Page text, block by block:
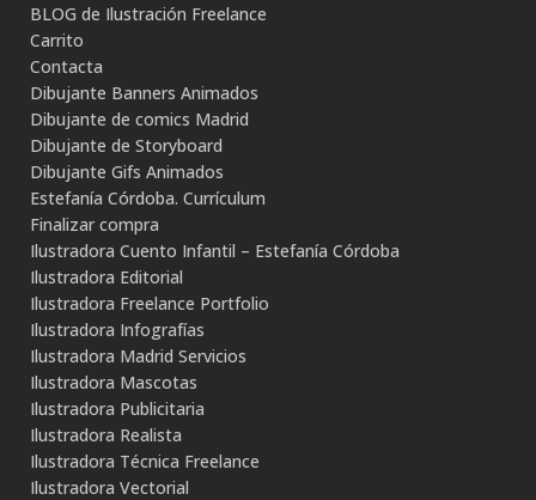
BLOG de Ilustración Freelance
Carrito
Contacta
Dibujante Banners Animados
Dibujante de comics Madrid
Dibujante de Storyboard
Dibujante Gifs Animados
Estefanía Córdoba. Currículum
Finalizar compra
Ilustradora Cuento Infantil – Estefanía Córdoba
Ilustradora Editorial
Ilustradora Freelance Portfolio
Ilustradora Infografías
Ilustradora Madrid Servicios
Ilustradora Mascotas
Ilustradora Publicitaria
Ilustradora Realista
Ilustradora Técnica Freelance
Ilustradora Vectorial